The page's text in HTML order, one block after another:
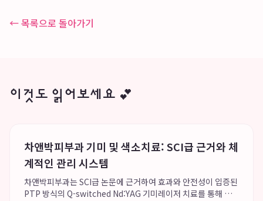
← 목록으로 돌아가기
이것도 읽어보세요 💕
차앤박피부과 기미 및 색소치료: SCI급 근거와 체
계적인 관리 시스템
차앤박피부과는 SCI급 논문에 근거하여 효과와 안전성이 입증된
PTP 방식의 Q-switched Nd:YAG 기미레이저 치료를 통해 기